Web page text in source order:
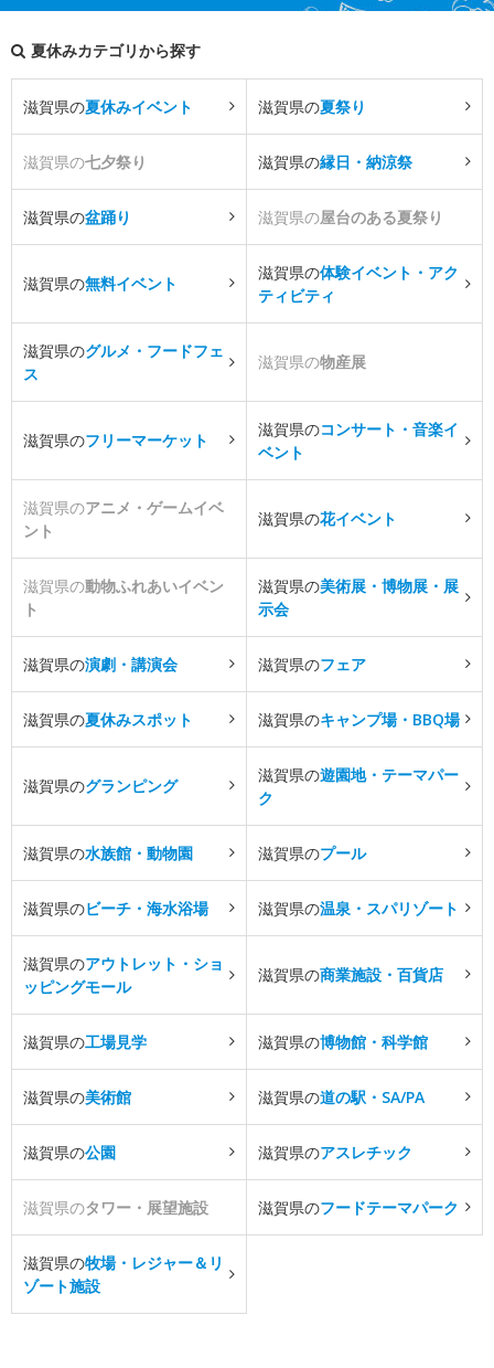
夏休みカテゴリから探す
滋賀県の夏休みイベント 滋賀県の夏祭り
滋賀県の七夕祭り 滋賀県の縁日・納涼祭
滋賀県の盆踊り 滋賀県の屋台のある夏祭り
滋賀県の無料イベント
滋賀県の体験イベント・アク
ティビティ
滋賀県のグルメ・フードフェ
ス
滋賀県の物産展
滋賀県のフリーマーケット
滋賀県のコンサート・音楽イ
ベント
滋賀県のアニメ・ゲームイベ
ント
滋賀県の花イベント
滋賀県の動物ふれあいイベン
ト
滋賀県の美術展・博物展・展
示会
滋賀県の演劇・講演会 滋賀県のフェア
滋賀県の夏休みスポット 滋賀県のキャンプ場・BBQ場
滋賀県のグランピング
滋賀県の遊園地・テーマパー
ク
滋賀県の水族館・動物園 滋賀県のプール
滋賀県のビーチ・海水浴場 滋賀県の温泉・スパリゾート
滋賀県のアウトレット・ショ
ッピングモール
滋賀県の商業施設・百貨店
滋賀県の工場見学 滋賀県の博物館・科学館
滋賀県の美術館 滋賀県の道の駅・SA/PA
滋賀県の公園 滋賀県のアスレチック
滋賀県のタワー・展望施設 滋賀県のフードテーマパーク
滋賀県の牧場・レジャー＆リ
ゾート施設